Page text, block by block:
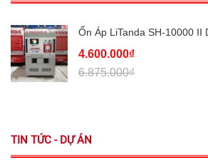
Ổn Áp LiTanda SH-10000 II
4.600.000₫
6.875.000₫
TIN TỨC - DỰ ÁN